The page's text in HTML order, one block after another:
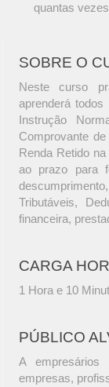
quantas
SOBRE O
Neste curso
aprenderá
Instrução
Comprovante
Renda Retido
ao prazo para
Tributáveis,
financeira,
CARGA
1 Hora e 10
PÚBLICO
A empresários
empresas,